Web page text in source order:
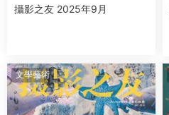
攝影之友 2025年9月
文學藝術